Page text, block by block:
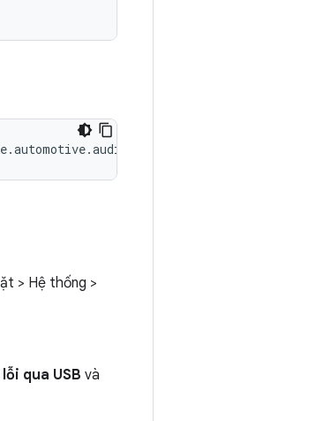
.automotive.audiocontrol
> Hệ thống >
qua USB và